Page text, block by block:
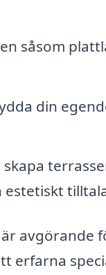
såsom
din
skapa
avgörande
erfarna